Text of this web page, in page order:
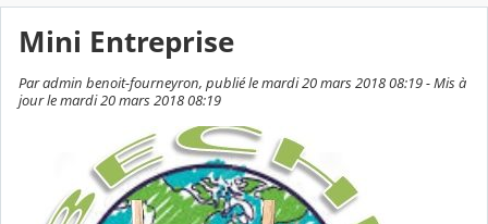
Mini Entreprise
Par admin benoit-fourneyron, publié le mardi 20 mars 2018 08:19 - Mis à
jour le mardi 20 mars 2018 08:19